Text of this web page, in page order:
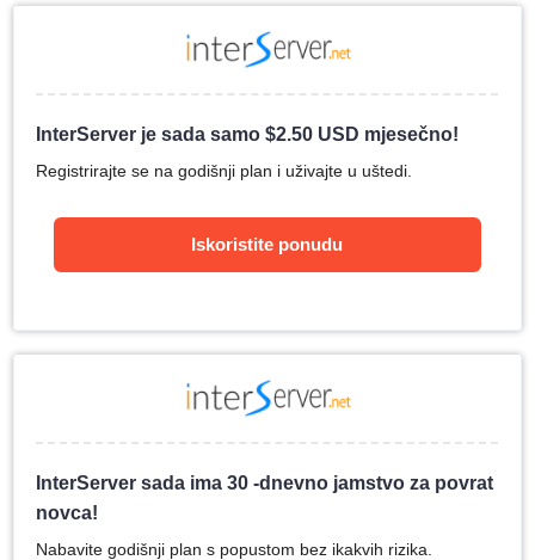
InterServer je sada samo$2.50 USD mjesečno!
Registrirajte se na godišnji plan i uživajte u uštedi.
Iskoristite ponudu
InterServer sada ima 30 -dnevno jamstvo za povrat
novca!
Nabavite godišnji plan s popustom bez ikakvih rizika.